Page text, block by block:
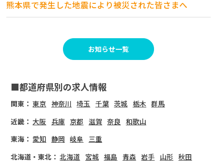
熊本県で発生した地震により被災された皆さまへ
お知らせ一覧
■都道府県別の求人情報
関東： 東京 神奈川 埼玉 千葉 茨城 栃木 群馬
近畿： 大阪 兵庫 京都 滋賀 奈良 和歌山
東海： 愛知 静岡 岐阜
三重
北海道・東北： 北海道 宮城 福島 青森 岩手 山形 秋田